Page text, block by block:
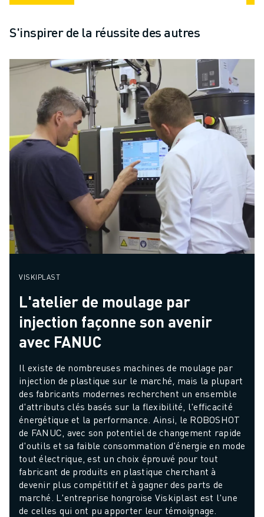
S'inspirer de la réussite des autres
VISKIPLAST
L'atelier de moulage par
injection façonne son avenir
avec FANUC
Il existe de nombreuses machines de moulage par
injection de plastique sur le marché, mais la plupart
des fabricants modernes recherchent un ensemble
d'attributs clés basés sur la flexibilité, l'efficacité
énergétique et la performance. Ainsi, le ROBOSHOT
de FANUC, avec son potentiel de changement rapide
d'outils et sa faible consommation d'énergie en mode
tout électrique, est un choix éprouvé pour tout
fabricant de produits en plastique cherchant à
devenir plus compétitif et à gagner des parts de
marché. L'entreprise hongroise Viskiplast est l'une
de celles qui ont pu apporter leur témoignage.